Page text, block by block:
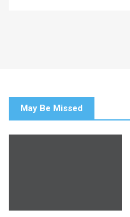
May Be Missed